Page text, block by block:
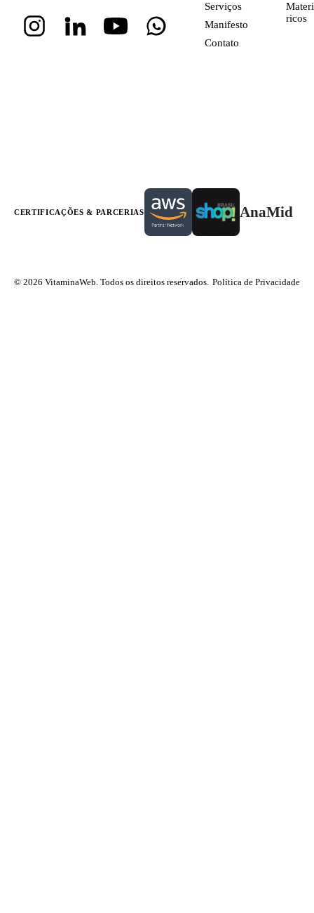
Serviços
Manifesto
Contato
ricos
CERTIFICAÇÕES & PARCERIAS AnaMid
© 2026 VitaminaWeb. Todos os direitos reservados. Política de Privacidade